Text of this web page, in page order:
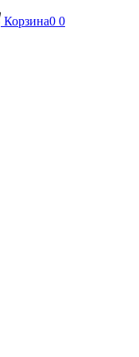
Корзина0 0